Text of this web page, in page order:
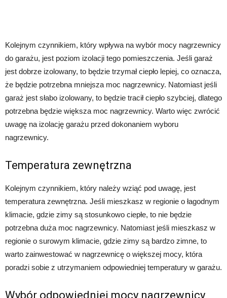
Kolejnym czynnikiem, który wpływa na wybór mocy nagrzewnicy
do garażu, jest poziom izolacji tego pomieszczenia. Jeśli garaż
jest dobrze izolowany, to będzie trzymał ciepło lepiej, co oznacza,
że będzie potrzebna mniejsza moc nagrzewnicy. Natomiast jeśli
garaż jest słabo izolowany, to będzie tracił ciepło szybciej, dlatego
potrzebna będzie większa moc nagrzewnicy. Warto więc zwrócić
uwagę na izolację garażu przed dokonaniem wyboru
nagrzewnicy.
Temperatura zewnętrzna
Kolejnym czynnikiem, który należy wziąć pod uwagę, jest
temperatura zewnętrzna. Jeśli mieszkasz w regionie o łagodnym
klimacie, gdzie zimy są stosunkowo ciepłe, to nie będzie
potrzebna duża moc nagrzewnicy. Natomiast jeśli mieszkasz w
regionie o surowym klimacie, gdzie zimy są bardzo zimne, to
warto zainwestować w nagrzewnicę o większej mocy, która
poradzi sobie z utrzymaniem odpowiedniej temperatury w garażu.
Wybór odpowiedniej mocy nagrzewnicy